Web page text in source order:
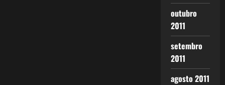
outubro
2011
setembro
2011
agosto 2011